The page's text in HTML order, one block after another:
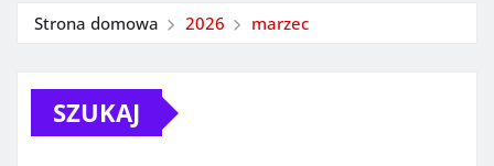
Strona domowa 2026 marzec
SZUKAJ